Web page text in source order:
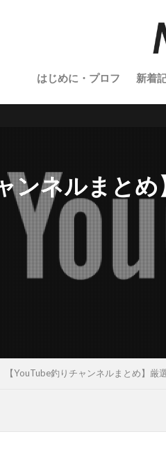
はじめに・プロフ 新着
ンネルまと
【YouTube釣りチャンネルまとめ】厳